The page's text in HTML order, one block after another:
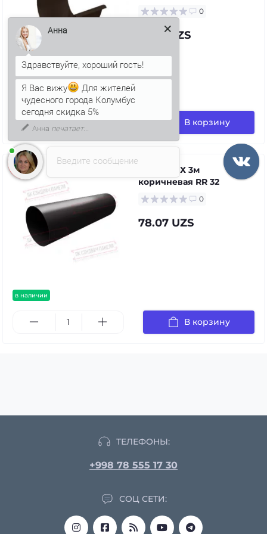
0
73.01 UZS
В корзину
в наличии
Труба ПВХ 3м
коричневая RR 32
0
78.07 UZS
В корзину
ТЕЛЕФОНЫ:
+998 78 555 17 30
СОЦ СЕТИ:
Введите сообщение
Анна
Я Вас вижу
Для жителей
чудесного города Колумбус
сегодня скидка 5%
Анна печатает...